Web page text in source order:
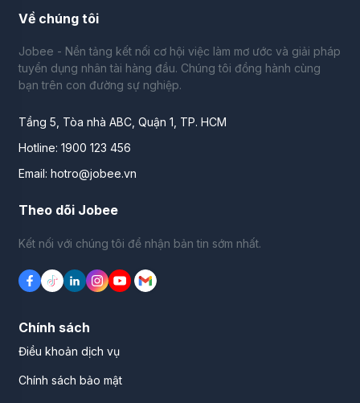
Về chúng tôi
Jobee - Nền tảng kết nối cơ hội việc làm mơ ước và giải pháp
tuyển dụng nhân tài hàng đầu. Chúng tôi đồng hành cùng
bạn trên con đường sự nghiệp.
Tầng 5, Tòa nhà ABC, Quận 1, TP. HCM
Hotline: 1900 123 456
Email: hotro@jobee.vn
Theo dõi Jobee
Kết nối với chúng tôi để nhận bản tin sớm nhất.
Chính sách
Điều khoản dịch vụ
Chính sách bảo mật